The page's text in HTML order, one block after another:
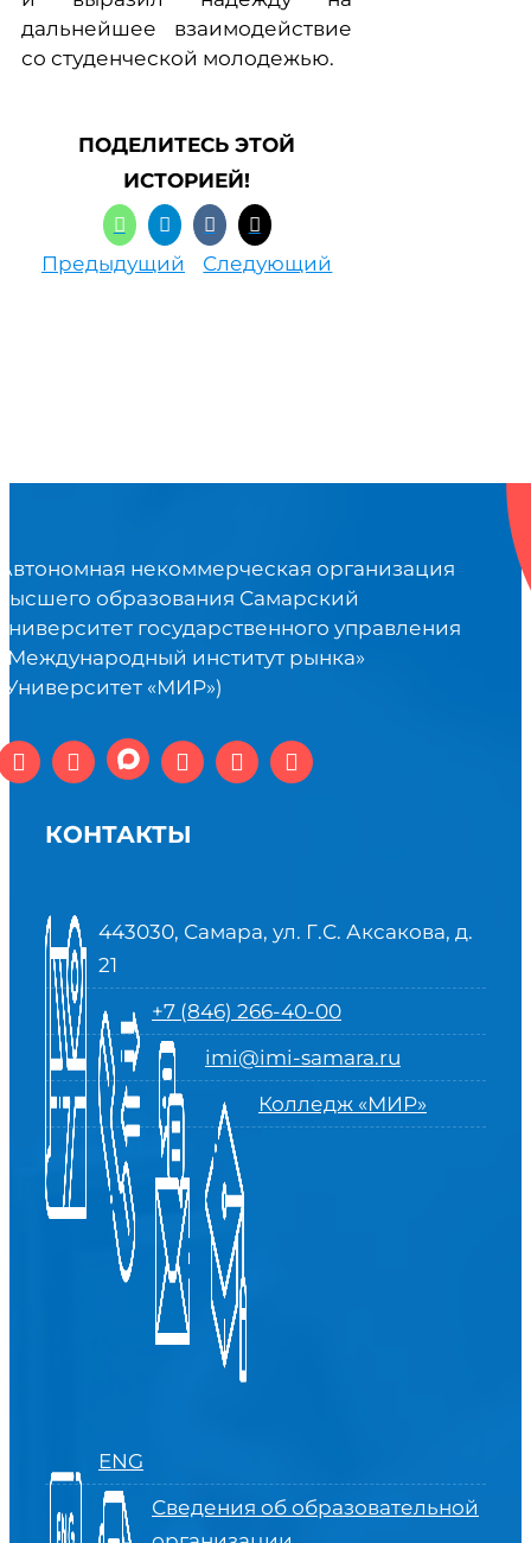
дальнейшее взаимодействие
со студенческой молодежью.
ПОДЕЛИТЕСЬ ЭТОЙ
ИСТОРИЕЙ!
Предыдущий Следующий
некоммерческая организация
образования Самарский
государственного управления
институт рынка»
«МИР»)
КОНТАКТЫ
443030, Самара, ул. Г.С. Аксакова, д.
21
+7 (846) 266-40-00
imi@imi-samara.ru
Колледж «МИР»
ENG
Сведения об образовательной